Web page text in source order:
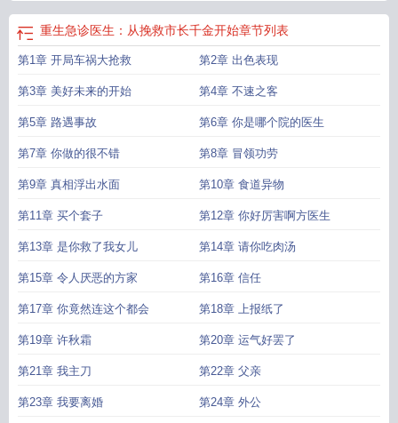
重生急诊医生：从挽救市长千金开始章节列表
第1章 开局车祸大抢救 第2章 出色表现
第3章 美好未来的开始 第4章 不速之客
第5章 路遇事故 第6章 你是哪个院的医生
第7章 你做的很不错 第8章 冒领功劳
第9章 真相浮出水面 第10章 食道异物
第11章 买个套子 第12章 你好厉害啊方医生
第13章 是你救了我女儿 第14章 请你吃肉汤
第15章 令人厌恶的方家 第16章 信任
第17章 你竟然连这个都会 第18章 上报纸了
第19章 许秋霜 第20章 运气好罢了
第21章 我主刀 第22章 父亲
第23章 我要离婚 第24章 外公